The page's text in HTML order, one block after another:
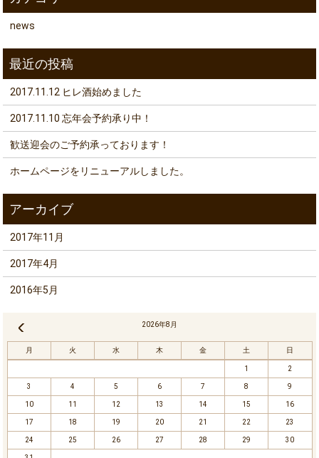
news
2017.11.12 ヒレ酒始めました
2017.11.10 忘年会予約承り中！
歓送迎会のご予約承っております！
ホームページをリニューアルしました。
2017年11月
2017年4月
2016年5月
2026年8月
月 火 水 木 金 土 日
1 2
3 4 5 6 7 8 9
10 11 12 13 14 15 16
17 18 19 20 21 22 23
24 25 26 27 28 29 30